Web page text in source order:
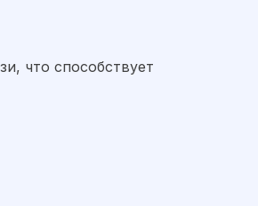
что способствует